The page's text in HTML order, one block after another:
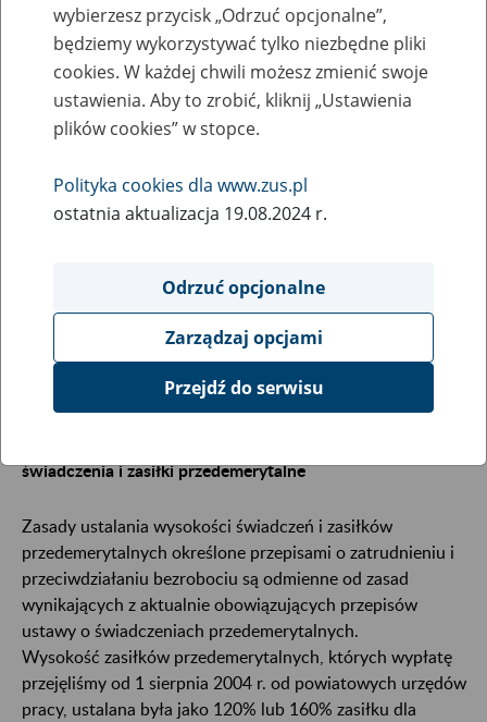
Wysokość świadczenia
przedemerytalnego
czerwca
świadczenia i zasiłki przedemerytalne ustalone w
różnych wysokościach. Wynika to z tego, że
świadczenia te przyznane są w oparciu o różne
przepisy.
świadczenia i zasiłki przedemerytalne
Zasady ustalania wysokości świadczeń i zasiłków
przedemerytalnych określone przepisami o zatrudnieniu i
przeciwdziałaniu bezrobociu są odmienne od zasad
wynikających z aktualnie obowiązujących przepisów
ustawy o świadczeniach przedemerytalnych.
Wysokość zasiłków przedemerytalnych, których wypłatę
przejęliśmy od 1 sierpnia 2004 r. od powiatowych urzędów
pracy, ustalana była jako 120% lub 160% zasiłku dla
wybierzesz przycisk „Odrzuć opcjonalne”,
będziemy wykorzystywać tylko niezbędne pliki
cookies. W każdej chwili możesz zmienić swoje
ustawienia. Aby to zrobić, kliknij „Ustawienia
plików cookies” w stopce.
Polityka cookies dla www.zus.pl
ostatnia aktualizacja 19.08.2024 r.
Odrzuć opcjonalne
Zarządzaj opcjami
Przejdź do serwisu